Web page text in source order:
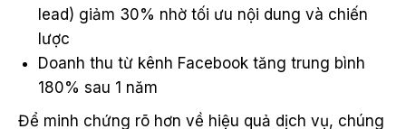
lead) giảm 30% nhờ tối ưu nội dung và chiến
lược
Doanh thu từ kênh Facebook tăng trung bình
180% sau 1 năm
Để minh chứng rõ hơn về hiệu quả dịch vụ, chúng